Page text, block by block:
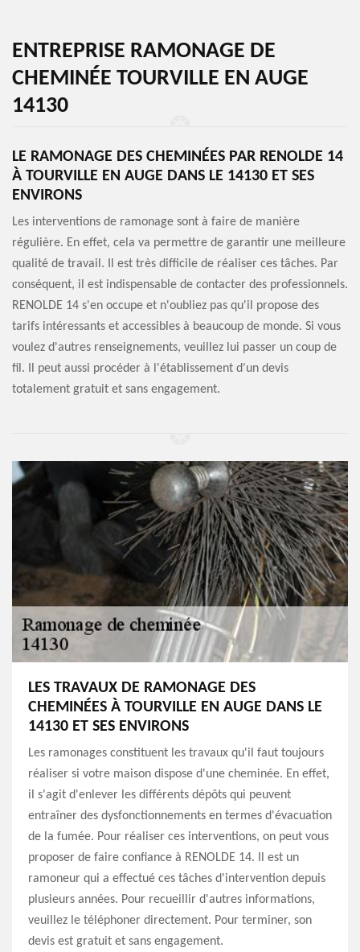
ENTREPRISE RAMONAGE DE
CHEMINÉE TOURVILLE EN AUGE
14130
LE RAMONAGE DES CHEMINÉES PAR RENOLDE 14
À TOURVILLE EN AUGE DANS LE 14130 ET SES
ENVIRONS
Les interventions de ramonage sont à faire de manière
régulière. En effet, cela va permettre de garantir une meilleure
qualité de travail. Il est très difficile de réaliser ces tâches. Par
conséquent, il est indispensable de contacter des professionnels.
RENOLDE 14 s'en occupe et n'oubliez pas qu'il propose des
tarifs intéressants et accessibles à beaucoup de monde. Si vous
voulez d'autres renseignements, veuillez lui passer un coup de
fil. Il peut aussi procéder à l'établissement d'un devis
totalement gratuit et sans engagement.
LES TRAVAUX DE RAMONAGE DES
CHEMINÉES À TOURVILLE EN AUGE DANS LE
14130 ET SES ENVIRONS
Les ramonages constituent les travaux qu'il faut toujours
réaliser si votre maison dispose d'une cheminée. En effet,
il s'agit d'enlever les différents dépôts qui peuvent
entraîner des dysfonctionnements en termes d'évacuation
de la fumée. Pour réaliser ces interventions, on peut vous
proposer de faire confiance à RENOLDE 14. Il est un
ramoneur qui a effectué ces tâches d'intervention depuis
plusieurs années. Pour recueillir d'autres informations,
veuillez le téléphoner directement. Pour terminer, son
devis est gratuit et sans engagement.